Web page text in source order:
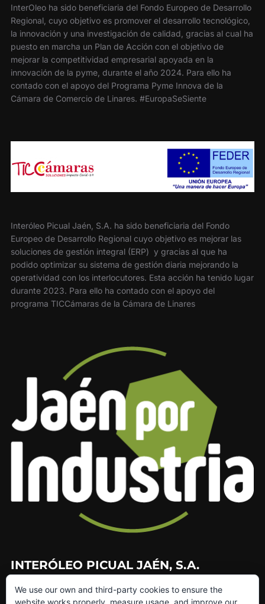
InterOleo ha sido beneficiaria del Fondo Europeo de Desarrollo
Regional, cuyo objetivo es promover el desarrollo tecnológico,
la innovación y una investigación de calidad, gracias al cual ha
puesto en marcha un Plan de Acción con el objetivo de
mejorar la competitividad empresarial apoyada en la
innovación de la pyme, durante el año 2024. Para ello ha
contado con el apoyo del Programa Pyme Innova de la
Cámara de Comercio de Linares. #EuropaSeSiente
Interóleo Picual Jaén, S.A. ha sido beneficiaria del Fondo
Europeo de Desarrollo Regional cuyo objetivo es mejorar las
soluciones de gestión integral (ERP) y gracias al que ha
podido optimizar su sistema de gestión diaria mejorando la
operatividad con los interlocutores. Esta acción ha tenido lugar
durante 2023. Para ello ha contado con el apoyo del
programa TICCámaras de la Cámara de Linares
INTERÓLEO PICUAL JAÉN, S.A.
953 226 010
We use our own and third-party cookies to ensure the
website works properly, measure usage, and improve our